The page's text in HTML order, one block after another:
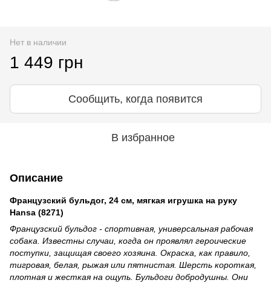
Нет в наличии
1 449 грн
Сообщить, когда появится
В избранное
Описание
Французский бульдог, 24 см, мягкая игрушка на руку
Hansa (8271)
Французский бульдог - спортивная, универсальная рабочая
собака. Известны случаи, когда он проявлял героические
поступки, защищая своего хозяина. Окраска, как правило,
тигровая, белая, рыжая или пятнистая. Шерсть короткая,
плотная и жесткая на ощупь. Бульдоги добродушны. Они